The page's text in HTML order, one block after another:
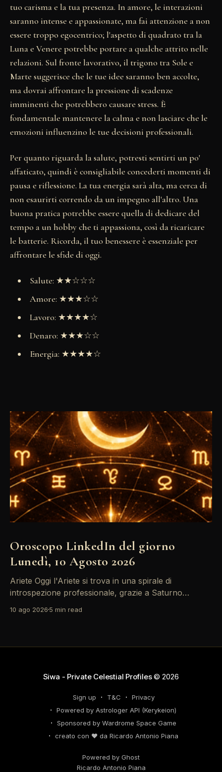
tuo carisma e la tua presenza. In amore, le interazioni
saranno intense e appassionate, ma fai attenzione a non
essere troppo egocentrico; l'aspetto di quadrato tra la
Luna e Venere potrebbe portare a qualche attrito nelle
relazioni. Sul fronte lavorativo, il trigono tra Sole e
Marte suggerisce che le tue idee saranno ben accolte,
ma dovrai affrontare la pressione di scadenze
imminenti che potrebbero causare stress. È
fondamentale mantenere la calma e non lasciare che le
emozioni influenzino le tue decisioni professionali.
Per quanto riguarda la salute, potresti sentirti un po'
affaticato, quindi è consigliabile concederti momenti di
pausa e riflessione. La tua energia sarà alta, ma cerca di
non esaurirti correndo da un impegno all'altro. Una
buona pratica potrebbe essere quella di dedicare del
tempo a un hobby che ti appassiona, così da ricaricare
le batterie. Ricorda, il tuo benessere è essenziale per
affrontare le sfide di oggi.
Salute: ★★☆☆☆
Amore: ★★★☆☆
Lavoro: ★★★★☆
Denaro: ★★★☆☆
Energia: ★★★★☆
Oroscopo LinkedIn del giorno
Lunedì, 10 Agosto 2026
Ariete Oggi l'Ariete si trova in una spirale di
introspezione professionale, grazie a Saturno
carriera passate. Non farti sopraffare dalle emozioni
10 ago 2026 5 min read
Siwa - Private Celestial Profiles© 2026
Sign up T&C
Privacy
Powered by Astrologer API (Kerykeion)
Sponsored by Wardrome Space Game
creato con ❤️ da Ricardo Antonio Piana
Powered by Ghost
Ricardo Antonio Piana